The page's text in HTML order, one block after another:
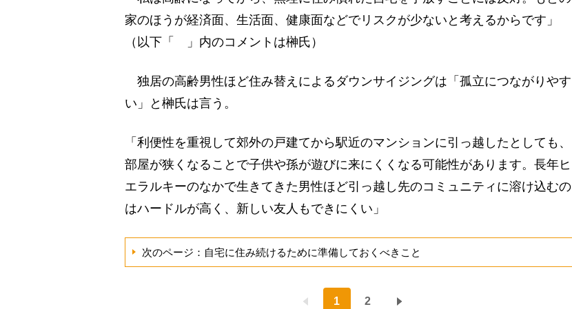
家のほうが経済面、生活面、健康面などでリスクが少ないと考えるからです」
（以下「 」内のコメントは榊氏）
独居の高齢男性ほど住み替えによるダウンサイジングは「孤立につながりやす
い」と榊氏は言う。
「利便性を重視して郊外の戸建てから駅近のマンションに引っ越したとしても、
部屋が狭くなることで子供や孫が遊びに来にくくなる可能性があります。長年ヒ
エラルキーのなかで生きてきた男性ほど引っ越し先のコミュニティに溶け込むの
はハードルが高く、新しい友人もできにくい」
次のページ：自宅に住み続けるために準備しておくべきこと
1 2